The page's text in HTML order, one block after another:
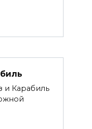
и Карабиль